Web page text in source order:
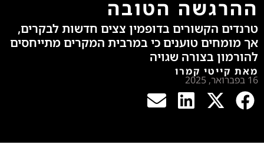
ההרגשה הטובה
טרנדים הקשורים בדופמין צצים חדשות לבקרים,
אך מומחים טוענים כי במרבית המקרים מתייחסים
להורמון בצורה שגויה
מאת קייטי קמרו
16 בפברואר, 2025